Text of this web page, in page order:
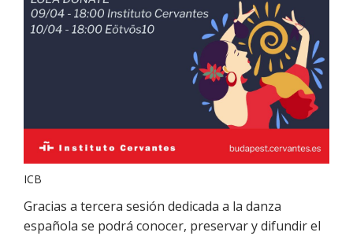
ICB
Gracias a tercera sesión dedicada a la danza
española se podrá conocer, preservar y difundir el